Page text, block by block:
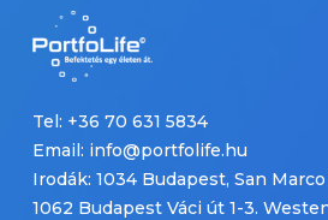
Tel: +36 70 631 5834
Email: info@portfolife.hu
Irodák: 1034 Budapest, San Marco
1062 Budapest Váci út 1-3.